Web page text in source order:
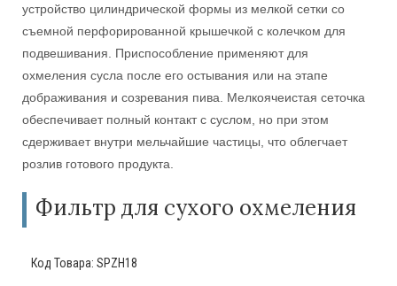
устройство цилиндрической формы из мелкой сетки со
съемной перфорированной крышечкой с колечком для
подвешивания. Приспособление применяют для
охмеления сусла после его остывания или на этапе
дображивания и созревания пива. Мелкоячеистая сеточка
обеспечивает полный контакт с суслом, но при этом
сдерживает внутри мельчайшие частицы, что облегчает
розлив готового продукта.
Фильтр для сухого охмеления
Код Товара: SPZH18